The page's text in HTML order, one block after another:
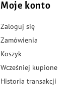
Moje konto
Zaloguj się
Zamówienia
Koszyk
Wcześniej kupione
Historia transakcji